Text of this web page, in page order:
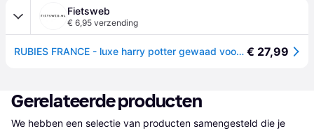
Fietsweb
€ 6,95 verzending
RUBIES FRANCE - luxe harry potter gewaad voor kinderen - 158/170 ( 14-16 jaar ) € 27,99
Gerelateerde producten
We hebben een selectie van producten samengesteld die je